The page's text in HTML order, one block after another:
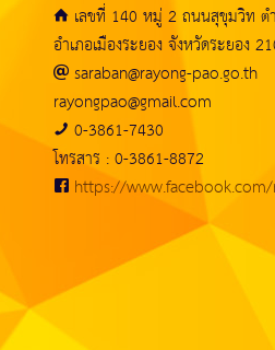
เลขที่ 140 หมู่ 2 ถนนสุขุมวิท ต
อำเภอเมืองระยอง จังหวัดระยอง
saraban@rayong-pao.go.th
rayongpao@gmail.com
0-3861-7430
โทรสาร : 0-3861-8872
https://